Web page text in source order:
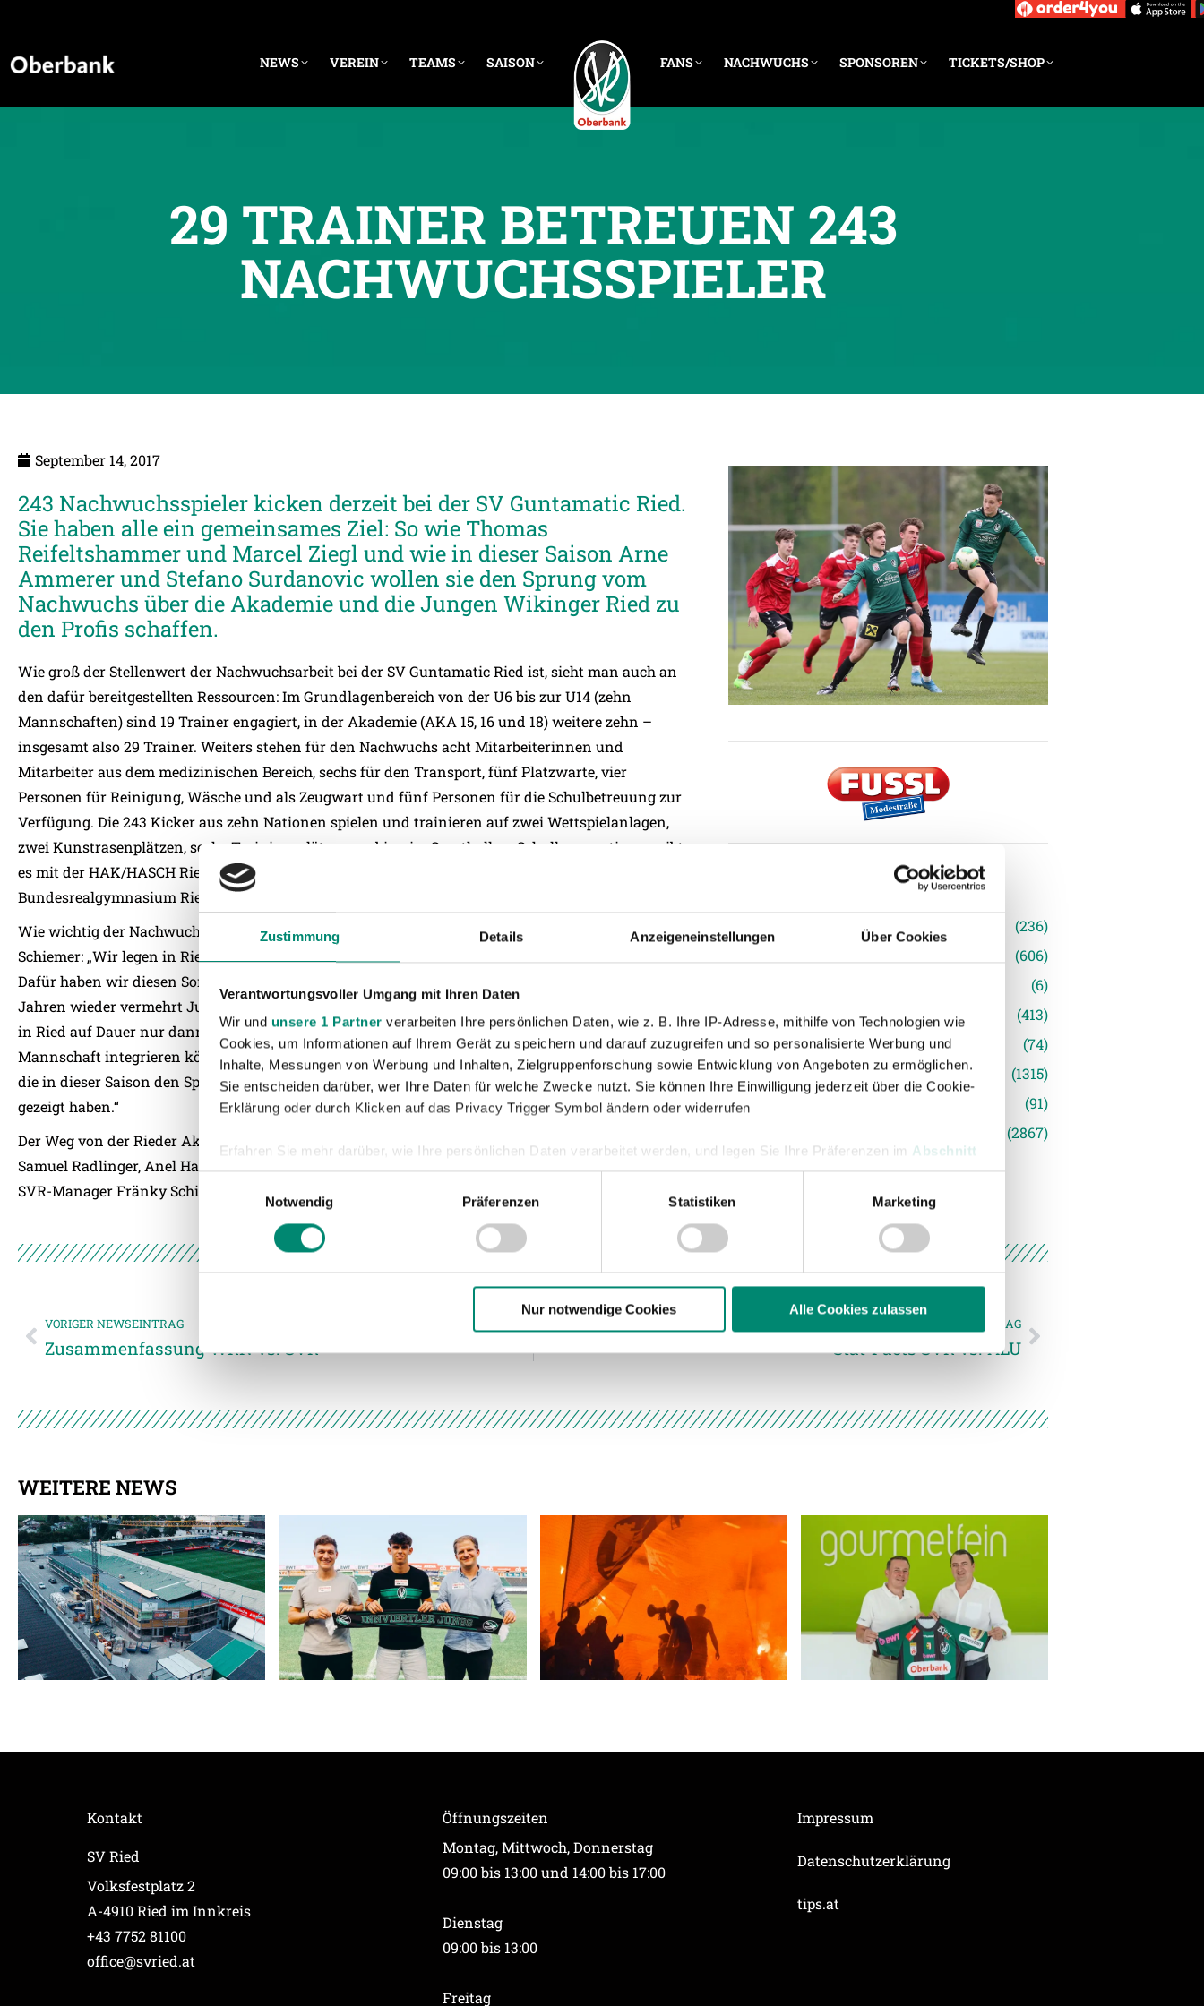
Zustimmung Details Anzeigeneinstellungen Über Cookies
Verantwortungsvoller Umgang mit Ihren Daten
Wir und unsere 1 Partner verarbeiten Ihre persönlichen Daten, wie z. B. Ihre IP-Adresse, mithilfe von Technologien wie
Cookies, um Informationen auf Ihrem Gerät zu speichern und darauf zuzugreifen und so personalisierte Werbung und
Inhalte, Messungen von Werbung und Inhalten, Zielgruppenforschung sowie Entwicklung von Angeboten zu ermöglichen.
Sie entscheiden darüber, wer Ihre Daten für welche Zwecke nutzt. Sie können Ihre Einwilligung jederzeit über die Cookie-
Erklärung oder durch Klicken auf das Privacy Trigger Symbol ändern oder widerrufen
Erfahren Sie mehr darüber, wie Ihre persönlichen Daten verarbeitet werden, und legen Sie Ihre Präferenzen im Abschnitt
Einzelheitenfest.
und die Zugriffe auf unsere Website zu analysieren. Außerdem geben wir Informationen zu Ihrer Verwendung unserer
Weitere Details, insbesondere zu Speicherdauer und Empfänger entnehmen Sie unserer
Notwendig
Präferenzen Statistiken Marketing
Nur notwendige Cookies Alle Cookies zulassen
NEWS VEREIN TEAMS SAISON FANS NACHWUCHS SPONSOREN TICKETS/SHOP
29 TRAINER BETREUEN 243
NACHWUCHSSPIELER
September 14, 2017
243 Nachwuchsspieler kicken derzeit bei der SV Guntamatic Ried.
Sie haben alle ein gemeinsames Ziel: So wie Thomas
Reifeltshammer und Marcel Ziegl und wie in dieser Saison Arne
Ammerer und Stefano Surdanovic wollen sie den Sprung vom
Nachwuchs über die Akademie und die Jungen Wikinger Ried zu
den Profis schaffen.
Wie groß der Stellenwert der Nachwuchsarbeit bei der SV Guntamatic Ried ist, sieht man auch an
den dafür bereitgestellten Ressourcen: Im Grundlagenbereich von der U6 bis zur U14 (zehn
Mannschaften) sind 19 Trainer engagiert, in der Akademie (AKA 15, 16 und 18) weitere zehn –
insgesamt also 29 Trainer. Weiters stehen für den Nachwuchs acht Mitarbeiterinnen und
Mitarbeiter aus dem medizinischen Bereich, sechs für den Transport, fünf Platzwarte, vier
Personen für Reinigung, Wäsche und als Zeugwart und fünf Personen für die Schulbetreuung zur
Verfügung. Die 243 Kicker aus zehn Nationen spielen und trainieren auf zwei Wettspielanlagen,
zwei Kunstrasenplätzen, sechs Trainingsplätzen und in vier Sporthallen. Schulkooperationen gibt
es mit der HAK/HASCH Ried (Sport-HAK), dem Bundesoberstufenrealgymnasium Ried, dem
Bundesrealgymnasium Ried, der NMS 1 Ried und der Polytechnischen Schule Ried.
Wie wichtig der Nachwuchs für die SV Guntamatic Ried ist, unterstreicht Manager Fränky
Schiemer: „Wir legen in Ried wieder ein besonders hohes Augenmerk auf unseren Nachwuchs.
Dafür haben wir diesen Sommer versucht, an vielen Schrauben zu drehen, um in den nächsten
Jahren wieder vermehrt Jung-Wikinger in der ersten Mannschaft zu sehen. Denn Profi-Fußball ist
in Ried auf Dauer nur dann möglich, wenn wir Spieler aus dem eigenen Nachwuchs in die Profi-
Mannschaft integrieren können. Gute Beispiele dafür sind Arne Ammerer und Stefano Surdanovic,
die in dieser Saison den Sprung zu den Profis geschafft haben und bereits großartige Leistungen
gezeigt haben.“
Der Weg von der Rieder Akademie in den internationalen Profi-Fußball gelang zum Beispiel
Samuel Radlinger, Anel Hadzic, Kevin Stöger, Manuel Ortlechner, Peter Hackmair und dem jetzigen
SVR-Manager Fränky Schiemer.
(236)
(606)
(6)
Junge Wikinger Ried
(413)
Nachwuchs
(74)
Profis
(1315)
Ticketing
(91)
(2867)
VORIGER NEWSEINTRAG
Zusammenfassung WRN vs. SVR
NÄCHSTER NEWSEINTRAG
Stat-Facts SVR vs. ALU
WEITERE NEWS
Kontakt
SV Ried
Volksfestplatz 2
A-4910 Ried im Innkreis
+43 7752 81100
office@svried.at
Öffnungszeiten
Montag, Mittwoch, Donnerstag
09:00 bis 13:00 und 14:00 bis 17:00
Dienstag
09:00 bis 13:00
Freitag
Impressum
Datenschutzerklärung
tips.at